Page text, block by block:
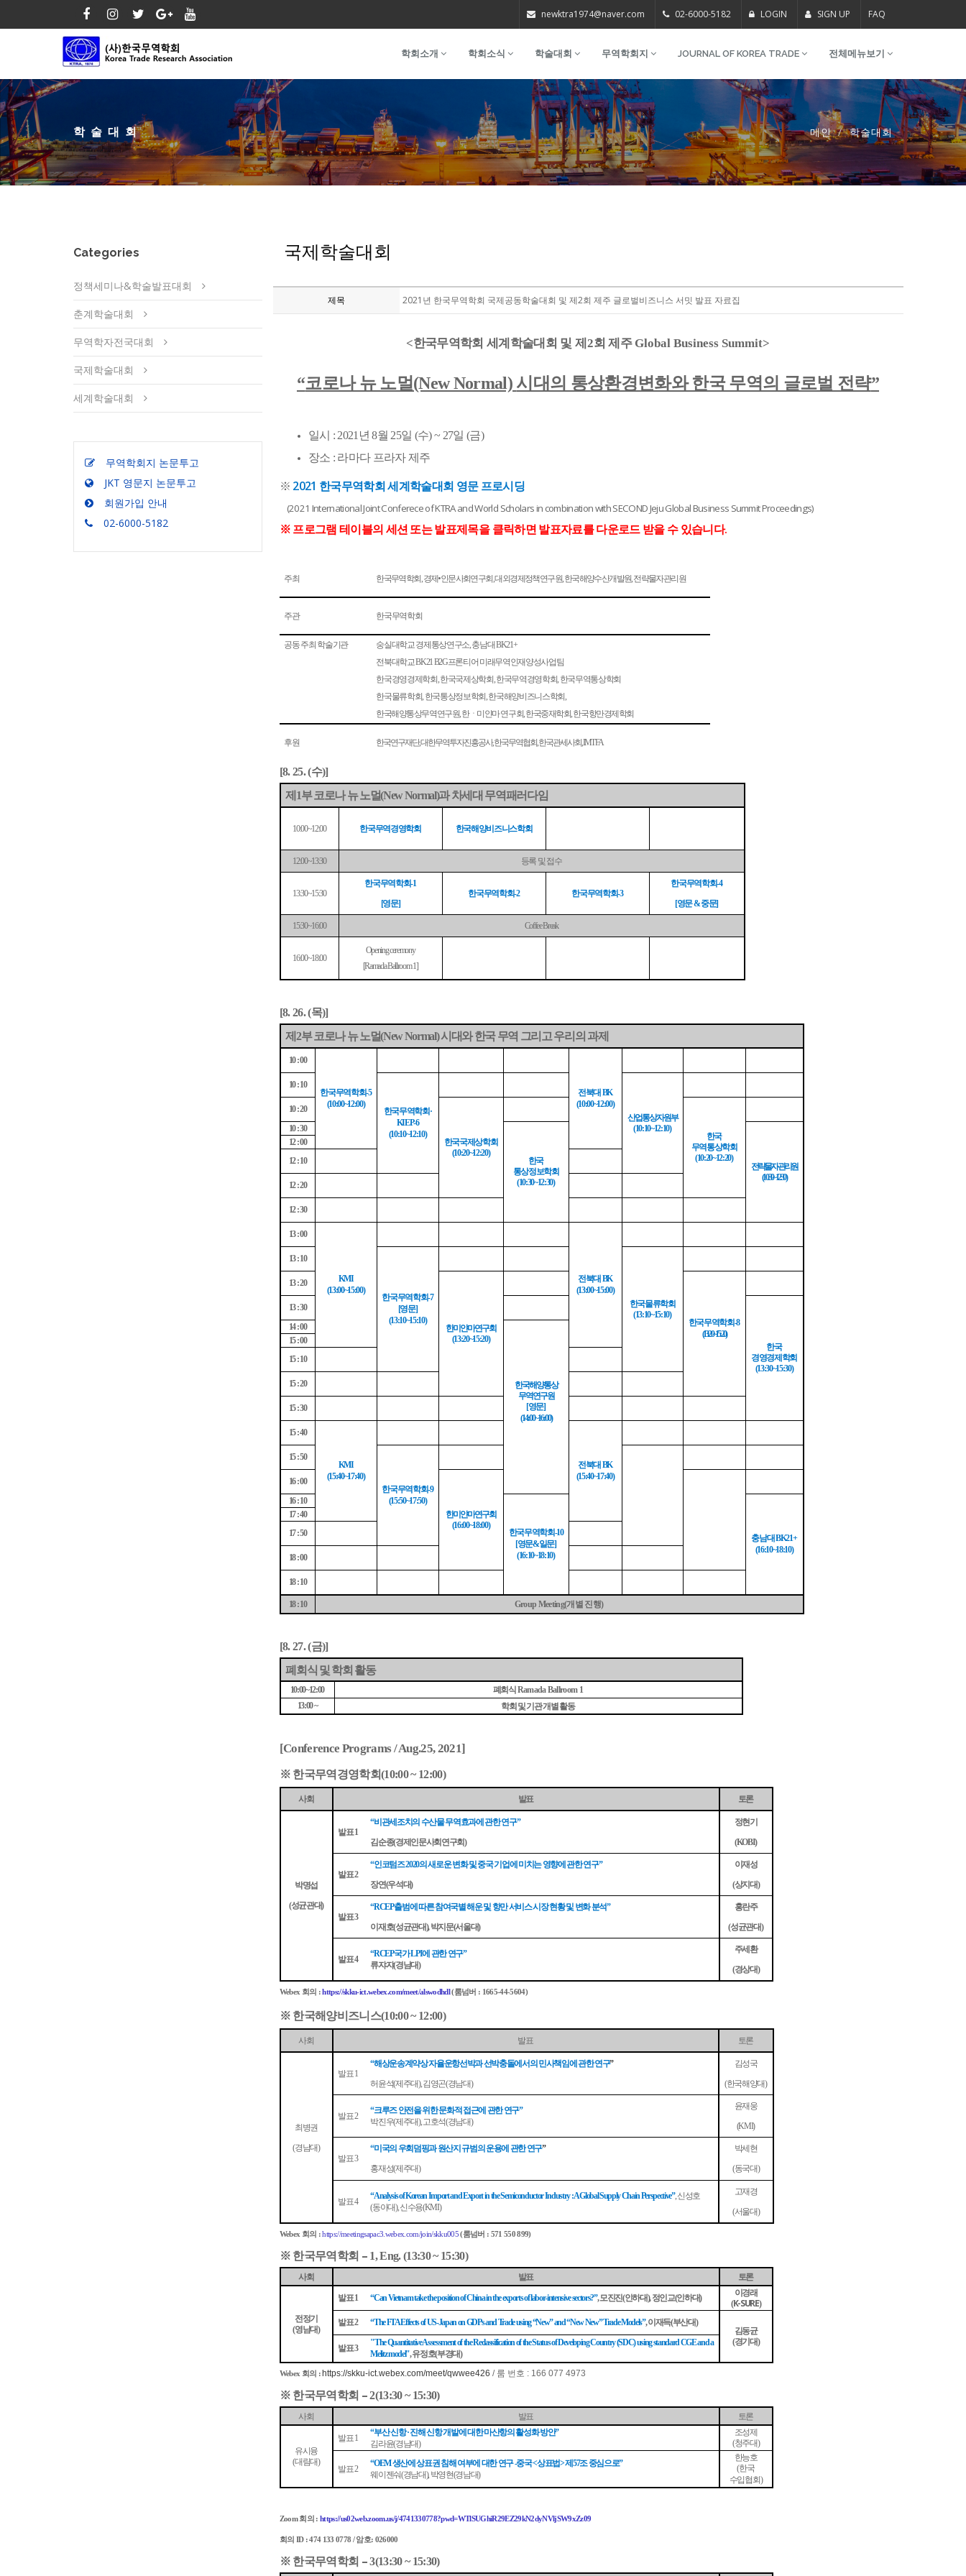
newktra1974@naver.com 02-6000-5182 LOGIN SIGN UP FAQ
학회소개 학회소식 학술대회 무역학회지 JOURNAL OF KOREA TRADE 전체메뉴보기
학술대회 메인 학술대회
Categories
정책세미나&학술발표대회
춘계학술대회
무역학자전국대회
국제학술대회
세계학술대회
무역학회지 논문투고
JKT 영문지 논문투고
회원가입 안내
02-6000-5182
국제학술대회
제목 2021년 한국무역학회 국제공동학술대회 및 제2회 제주 글로벌비즈니스 서밋 발표 자료집
<한국무역학회 세계학술대회 및 제2회 제주 Global Business Summit>
“코로나 뉴 노멀(New Normal) 시대의 통상환경변화와 한국 무역의 글로벌 전략”
일시 : 2021 년8월25일 (수) ~ 27일 (금)
장소 : 라마다 프라자 제주
※ 2021 한국무역학회 세계학술대회 영문 프로시딩
(2021 International Joint Conferece of KTRA and World Scholars in combination with SECOND Jeju Global Business Summit Proceedings)
※ 프로그램 테이블의 세션 또는 발표제목을 클릭하면 발표자료를 다운로드 받을 수 있습니다.
주최 한국무역학회,경제•인문사회연구회,대외경제정책연구원,한국해양수산개발원,전략물자관리원
주관 한국무역학회
공동 주최 학술기관 숭실대학교 경제통상연구소,충남대BK21+
전북대학교BK21 B2G프론티어 미래무역인재양성사업팀
한국경영경제학회,한국국제상학회,한국무역경영학회, 한국무역통상학회
한국물류학회, 한국통상정보학회,한국해양비즈니스학회,
한국해양통상무역연구원,한ㆍ 미얀마 연구회,한국중재학회,한국항만경제학회
후원 한국연구재단,대한무역투자진흥공사,한국무역협회,한국관세사회, IMT FA
[8. 25. (수)]
제1부 코로나 뉴 노멀(New Normal)과 차세대 무역패러다임
10:00~12:00 한국무역경영학회 한국해양비즈니스학회
12:00~13:30 등록 및 접수
13:30~15:30
한국무역학회-1
[영문]
한국무역학회-2 한국무역학회-3
한국무역학회-4
[영문&중문]
15:30~16:00 Coffee Break
16:00~18:00
Opening ceremony
[Ramada Ballroom 1]
[8. 26. (목)]
제2부 코로나 뉴 노멀(New Normal)시대와 한국 무역 그리고 우리의 과제
10 : 00
한국무역학회-5
(10:00~12:00)
전북대BK
(10:00~12:00)
10 : 10
한국무역학회·
KIEP-6
(10:10~12:10)
산업통상자원부
(10:10~12:10)
10 : 20
한국국제상학회
(10:20~12:20)
한국
무역통상학회
(10:20~12:20)
10 : 30
한국
통상정보학회
(10:30~12:30)
전략물자관리원
(10:30~12:30)
12 : 00
12 : 10
12 : 20
12 : 30
13 : 00
KMI
(13:00~15:00)
전북대BK
(13:00~15:00)
13 : 10
한국무역학회-7
[영문]
(13:10~15:10)
한국물류학회
(13:10~15:10)
13 : 20
한미얀마연구회
(13:20~15:20)
한국무역학회-8
(13:20~15:20)
13 : 30
한국
경영경제학회
(13:30~15:30)
14 : 00
한국해양통상
무역연구원
[영문]
(14:00~16:00)
15 : 00
15 : 10
15 : 20
15 : 30
15 : 40
KMI
(15:40~17:40)
전북대BK
(15:40~17:40)
15 : 50
한국무역학회-9
(15:50~17:50)
16 : 00
한미얀마연구회
(16:00~18:00)
16 : 10
한국무역학회-10
[영문&일문]
(16:10~18:10)
충남대BK21+
(16:10~18:10)
17 : 40
17 : 50
18 : 00
18 : 10
18 : 10 Group Meeting(개별 진행)
[8. 27. (금)]
폐회식 및 학회 활동
10:00~12:00 폐회식Ramada Ballroom 1
13:00 ~
학회 및 기관 개별 활동
[Conference Programs / Aug.25, 2021]
※한국무역경영학회(10:00 ~ 12:00)
사회
발표 토론
박명섭
(성균관대)
발표1
“비관세조치의 수산물 무역효과에 관한 연구”
김순종(경제인문사회연구회)
정현기
(KOBI)
발표2
“인코텀즈2020의 새로운 변화 및 중국 기업에 미치는 영향에 관한 연구”
장연(우석대)
이재성
(상지대)
발표3
“RCEP출범에 따른 참여국별 해운 및 항만 서비스 시장 현황 및 변화 분석”
이재호(성균관대),박지문(서울대)
홍란주
(성균관대)
발표4
“RCEP국가LPI에 관한 연구”
류쟈쟈(경남대)
주세환
(경상대)
Webex 회의 :https://skku-ict.webex.com/meet/alswodhdl (룸넘버 : 1665-44-5604)
※한국해양비즈니스(10:00 ~ 12:00)
사회
발표 토론
최병권
(경남대)
발표1
“해상운송계약상 자율운항선박과 선박충돌에서의 민사책임에 관한 연구”
허윤석(제주대),김영곤(경남대)
김성국
(한국해양대)
발표2
“크루즈 안전을 위한 문화적 접근에 관한 연구”
박진우(제주대),고호석(경남대)
윤재웅
(KMI)
발표3
“미국의 우회덤핑과 원산지 규범의 운용에 관한 연구”
홍재성(제주대)
박세현
(동국대)
발표4
“Analysis of Korean Import and Export in the Semiconductor Industry : A Global Supply Chain Perspective”,신성호
(동아대),신수용(KMI)
고재경
(서울대)
Webex 회의 :https://meetingsapac3.webex.com/join/skku005(룸넘버 : 571 550 899)
※한국무역학회 – 1, Eng. (13:30 ~ 15:30)
사회
발표 토론
전정기
(영남대)
발표1 “Can Vietnam take the position of China in the exports of labor-intensive sectors?”,모진진(인하대),정인교(인하대) 이경래
(K-SURE)
발표2 “The FTA Effects of US-Japan on GDPs and Trade using “New” and “New New” Trade Models”,이재득(부산대)
김동균
(경기대)
발표3
"The Quantitative Assessment of the Reclassification of the Status of Developing Country (SDC) using standard CGE and a
Melitz model",유정호(부경대)
Webex 회의 : https://skku-ict.webex.com/meet/qwwee426 / 룸 번호 : 166 077 4973
※한국무역학회 –2(13:30 ~ 15:30)
사회
발표 토론
유시융
(대림대)
발표1
“부산 신항·진해 신항 개발에 대한 마산항의 활성화 방안”
김라윤(경남대)
조성제
(청주대)
발표2
“OEM생산에 상표권 침해 여부에 대한 연구-중국<상표법>제57조 중심으로”
웨이젠숴(경남대), 박영현(경남대)
한능호
(한국
수입협회)
Zoom회의 : https://us02web.zoom.us/j/4741330778?pwd=WTlSUGhiR29EZ29kN2dyNVljSW9xZz09
회의 ID : 474 133 0778 /암호: 026000
※한국무역학회 –3(13:30 ~ 15:30)